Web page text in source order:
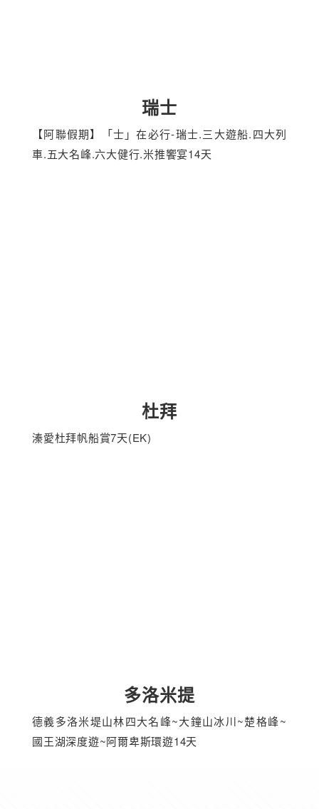
瑞士
【阿聯假期】「士」在必行-瑞士.三大遊船.四大列
車.五大名峰.六大健行.米推饗宴14天
杜拜
溱愛杜拜帆船賞7天(EK)
多洛米提
德義多洛米堤山林四大名峰~大鐘山冰川~楚格峰~
國王湖深度遊~阿爾卑斯環遊14天